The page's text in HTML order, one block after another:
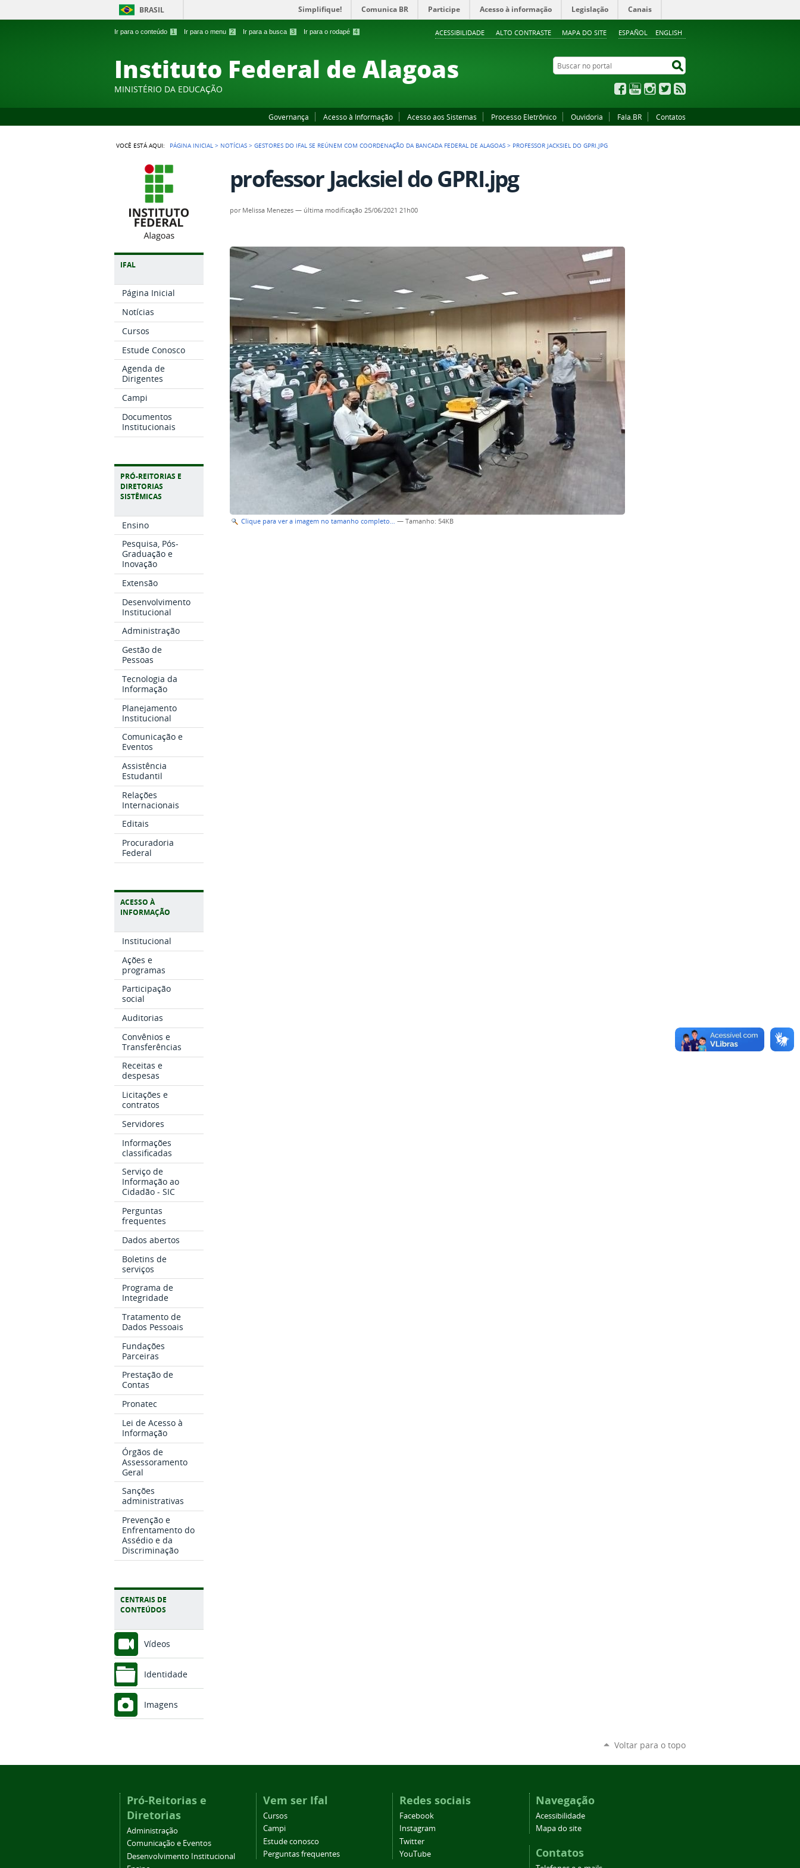
Ir para o conteúdo 1 Ir para o menu 2 Ir para a busca 3 Ir para o rodapé 4 ESPAÑOL ENGLISH
ACESSIBILIDADE ALTO CONTRASTE MAPA DO SITE
BRASIL Simplifique! Comunica BR Participe Acesso à informação Legislação Canais
Instituto Federal de Alagoas
MINISTÉRIO DA EDUCAÇÃO
Buscar no portal
FacebookYouTubeInstagram
Twitter
Governança Acesso à Informação Acesso aos Sistemas Processo Eletrônico Ouvidoria Fala.BR Contatos
VOCÊ ESTÁ AQUI: PÁGINA INICIAL > NOTÍCIAS >GESTORES DO IFAL SE REÚNEM COM COORDENAÇÃO DA BANCADA FEDERAL DE ALAGOAS > PROFESSOR JACKSIEL DO GPRI.JPG
IFAL
Página Inicial
Notícias
Cursos
Estude Conosco
Agenda de
Dirigentes
Campi
Documentos
Institucionais
PRÓ-REITORIAS E
DIRETORIAS
SISTÊMICAS
Ensino
Pesquisa, Pós-
Graduação e
Inovação
Extensão
Desenvolvimento
Institucional
Administração
Gestão de
Pessoas
Tecnologia da
Informação
Planejamento
Institucional
Comunicação e
Eventos
Assistência
Estudantil
Relações
Internacionais
Editais
Procuradoria
Federal
ACESSO À
INFORMAÇÃO
Institucional
Ações e
programas
Participação
social
Auditorias
Convênios e
Transferências
Receitas e
despesas
Licitações e
contratos
Servidores
Informações
classificadas
Serviço de
Informação ao
Cidadão - SIC
Perguntas
frequentes
Dados abertos
Boletins de
serviços
Programa de
Integridade
Tratamento de
Dados Pessoais
Fundações
Parceiras
Prestação de
Contas
Pronatec
Lei de Acesso à
Informação
Órgãos de
Assessoramento
Geral
Sanções
administrativas
Prevenção e
Enfrentamento do
Assédio e da
Discriminação
CENTRAIS DE
CONTEÚDOS
Vídeos
Identidade
Imagens
professor Jacksiel do GPRI.jpg
por Melissa Menezes — última modificação 25/06/2021 21h00
Clique para ver a imagem no tamanho completo… —Tamanho: 54KB
Voltar para o topo
Pró-Reitorias e
Diretorias
Administração
Comunicação e Eventos
Desenvolvimento Institucional
Vem ser Ifal
Cursos
Campi
Estude conosco
Perguntas frequentes
Redes sociais
Facebook
Instagram
Twitter
YouTube
Navegação
Acessibilidade
Mapa do site
Contatos